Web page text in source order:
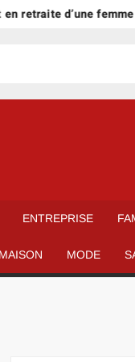
d’une femme :
ENTREPRISE
MAISON MODE